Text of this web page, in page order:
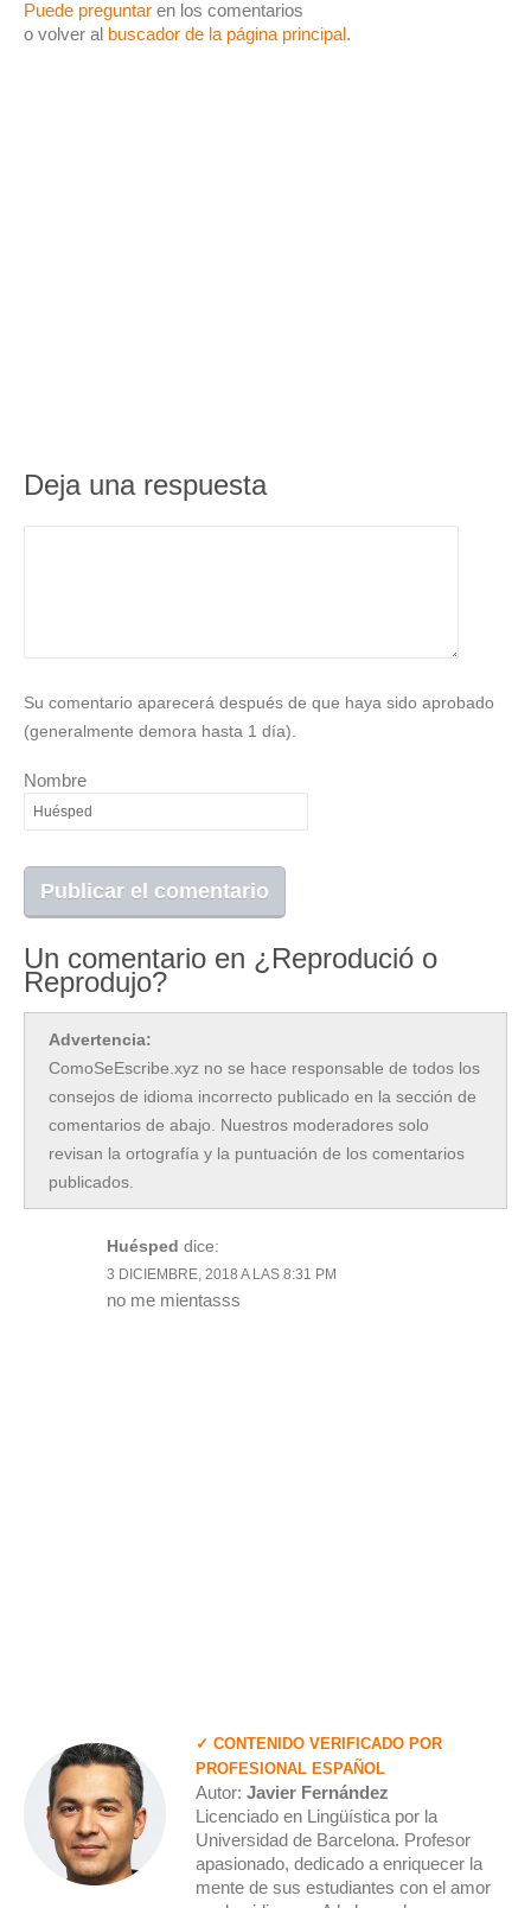
Puede preguntar en los comentarios
o volver al buscador de la página principal.
Deja una respuesta
Su comentario aparecerá después de que haya sido aprobado
(generalmente demora hasta 1 día).
Nombre
Un comentario en ¿Reprodució o
Reprodujo?
Advertencia:
ComoSeEscribe.xyz no se hace responsable de todos los
consejos de idioma incorrecto publicado en la sección de
comentarios de abajo. Nuestros moderadores solo
revisan la ortografía y la puntuación de los comentarios
publicados.
Huésped dice:
3 DICIEMBRE, 2018 A LAS 8:31 PM
no me mientasss
✓ CONTENIDO VERIFICADO POR
PROFESIONAL ESPAÑOL
Autor: Javier Fernández
Licenciado en Lingüística por la
Universidad de Barcelona. Profesor
apasionado, dedicado a enriquecer la
mente de sus estudiantes con el amor